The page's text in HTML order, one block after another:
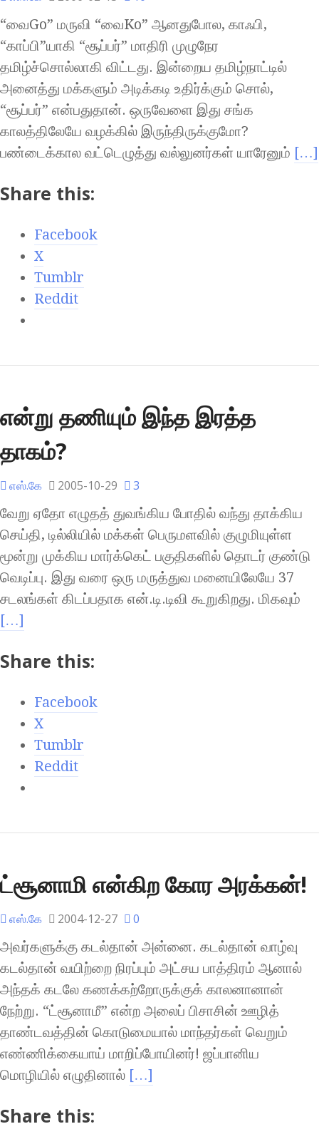
“வைGo” மருவி “வைKo” ஆனதுபோல, காஃபி,
“காப்பி”யாகி “சூப்பர்” மாதிரி முழுநேர
தமிழ்ச்சொல்லாகி விட்டது. இன்றைய தமிழ்நாட்டில்
அனைத்து மக்களும் அடிக்கடி உதிர்க்கும் சொல்,
“சூப்பர்” என்பதுதான். ஒருவேளை இது சங்க
காலத்திலேயே வழக்கில் இருந்திருக்குமோ?
பண்டைக்கால வட்டெழுத்து வல்லுனர்கள் யாரேனும் […]
Share this:
Facebook
X
Tumblr
Reddit
என்று தணியும் இந்த இரத்த
தாகம்?
எஸ்.கே 2005-10-29 3
வேறு ஏதோ எழுதத் துவங்கிய போதில் வந்து தாக்கிய
செய்தி, டில்லியில் மக்கள் பெருமளவில் குழுமியுள்ள
மூன்று முக்கிய மார்க்கெட் பகுதிகளில் தொடர் குண்டு
வெடிப்பு. இது வரை ஒரு மருத்துவ மனையிலேயே 37
சடலங்கள் கிடப்பதாக என்.டி.டிவி கூறுகிறது. மிகவும்
[…]
Share this:
Facebook
X
Tumblr
Reddit
ட்சூனாமி என்கிற கோர அரக்கன்!
எஸ்.கே 2004-12-27 0
அவர்களுக்கு கடல்தான் அன்னை. கடல்தான் வாழ்வு
கடல்தான் வயிற்றை நிரப்பும் அட்சய பாத்திரம் ஆனால்
அந்தக் கடலே கணக்கற்றோருக்குக் காலனானான்
நேற்று. “ட்சூனாமீ” என்ற அலைப் பிசாசின் ஊழித்
தாண்டவத்தின் கொடுமையால் மாந்தர்கள் வெறும்
எண்ணிக்கையாய் மாறிப்போயினர்! ஜப்பானிய
மொழியில் எழுதினால் […]
Share this: